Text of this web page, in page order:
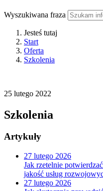
Wyszukiwana fraza
Jesteś tutaj
Start
Oferta
Szkolenia
25 lutego 2022
Szkolenia
Artykuły
27 lutego 2026
Jak rzetelnie
jakość usług
27 lutego 2026